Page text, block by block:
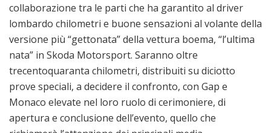
collaborazione tra le parti che ha garantito al driver
lombardo chilometri e buone sensazioni al volante della
versione più “gettonata” della vettura boema, “l’ultima
nata” in Skoda Motorsport. Saranno oltre
trecentoquaranta chilometri, distribuiti su diciotto
prove speciali, a decidere il confronto, con Gap e
Monaco elevate nel loro ruolo di cerimoniere, di
apertura e conclusione dell’evento, quello che